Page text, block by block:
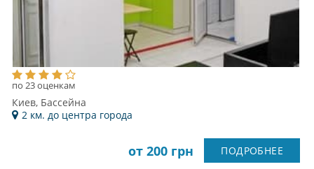
по 23 оценкам
Киев, Бассейна
2 км. до центра города
от 200 грн ПОДРОБНЕЕ